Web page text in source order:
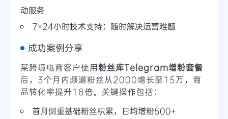
动服务
7×24小时技术支持：随时解决运营难题
成功案例分享
某跨境电商客户使用粉丝库Telegram增粉套餐
后，3个月内频道粉丝从2000增长至15万，商
品转化率提升18倍。关键操作包括：
首月侧重基础粉丝积累，日均增粉500+